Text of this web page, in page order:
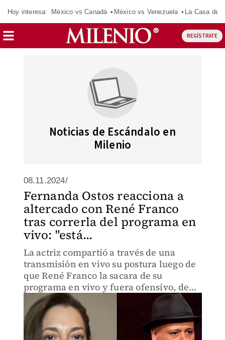
Hoy interesa: México vs Canadá México vs Venezuela La Casa de
REGÍSTRATE
Noticias de Escándalo en
Milenio
08.11.2024/
Fernanda Ostos reacciona a
altercado con René Franco
tras correrla del programa en
vivo: "está...
La actriz compartió a través de una
transmisión en vivo su postura luego de
que René Franco la sacara de su
programa en vivo y fuera ofensivo, de
acuerdo con la actriz.